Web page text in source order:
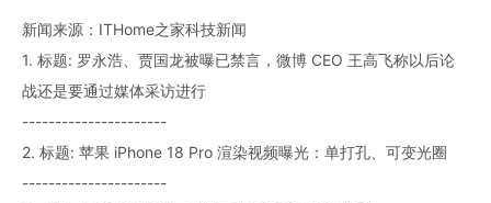
新闻来源：ITHome之家科技新闻
1. 标题: 罗永浩、贾国龙被曝已禁言，微博 CEO 王高飞称以后论
战还是要通过媒体采访进行
----------------------
2. 标题: 苹果 iPhone 18 Pro 渲染视频曝光：单打孔、可变光圈
----------------------